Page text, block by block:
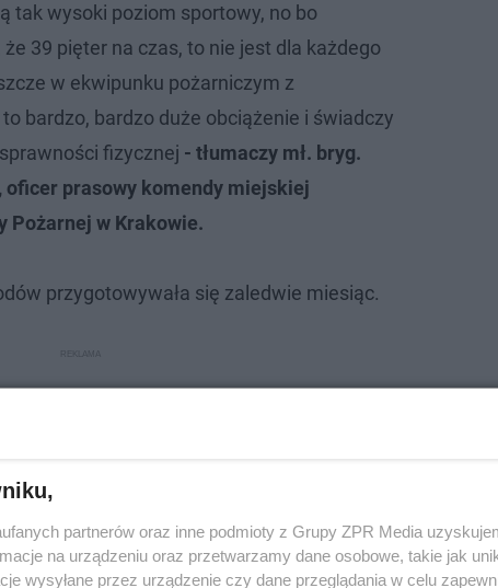
tak wysoki poziom sportowy, no bo
39 pięter na czas, to nie jest dla każdego
w ekwipunku pożarniczym z
bardzo, bardzo duże obciążenie i świadczy
fizycznej - tłumaczy mł. bryg.
oficer prasowy komendy miejskiej
Pożarnej w Krakowie.
przygotowywała się zaledwie miesiąc.
partnerów oraz inne podmioty z Grupy ZPR Media
na urządzeniu oraz przetwarzamy dane osobowe, takie jak
wysyłane przez urządzenie czy dane przeglądania w celu